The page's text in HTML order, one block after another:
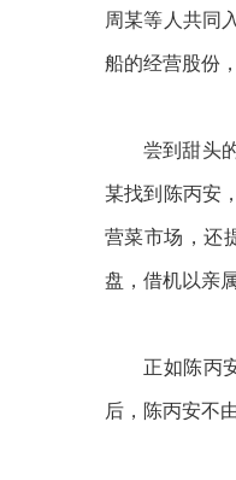
周某等人共同
船的经营股份
尝到甜头
某找到陈丙安
营菜市场，还
盘，借机以亲
正如陈丙
后，陈丙安不